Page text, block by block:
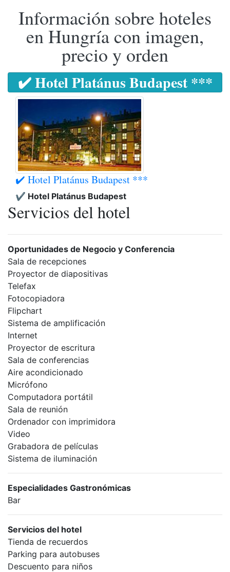
Información sobre hoteles
en Hungría con imagen,
precio y orden
✔️ Hotel Platánus Budapest ***
✔️ Hotel Platánus Budapest ***
✔️ Hotel Platánus Budapest
Servicios del hotel
Oportunidades de Negocio y Conferencia
Sala de recepciones
Proyector de diapositivas
Telefax
Fotocopiadora
Flipchart
Sistema de amplificación
Internet
Proyector de escritura
Sala de conferencias
Aire acondicionado
Micrófono
Computadora portátil
Sala de reunión
Ordenador con imprimidora
Video
Grabadora de películas
Sistema de iluminación
Especialidades Gastronómicas
Bar
Servicios del hotel
Tienda de recuerdos
Parking para autobuses
Descuento para niños